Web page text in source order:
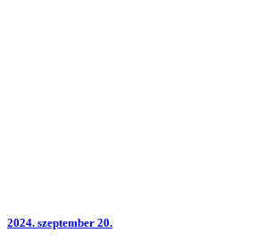
2024. szeptember 20.